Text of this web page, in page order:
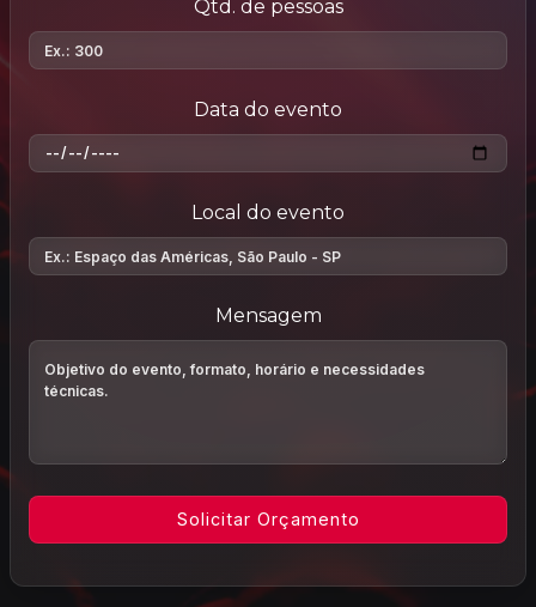
Qtd. de pessoas
Data do evento
Local do evento
Mensagem